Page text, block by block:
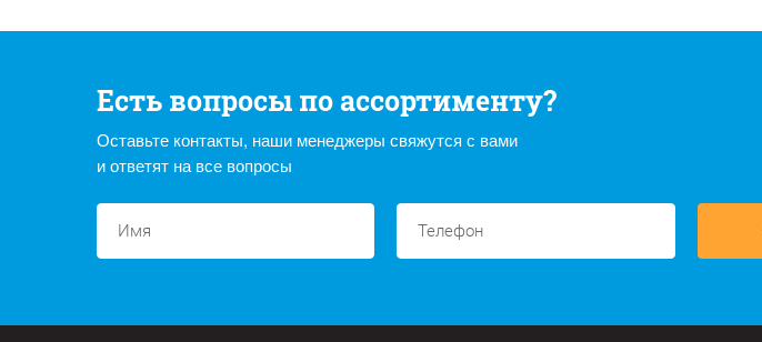
Есть вопросы по ассортименту?
Оставьте контакты, наши менеджеры свяжутся с вами
и ответят на все вопросы